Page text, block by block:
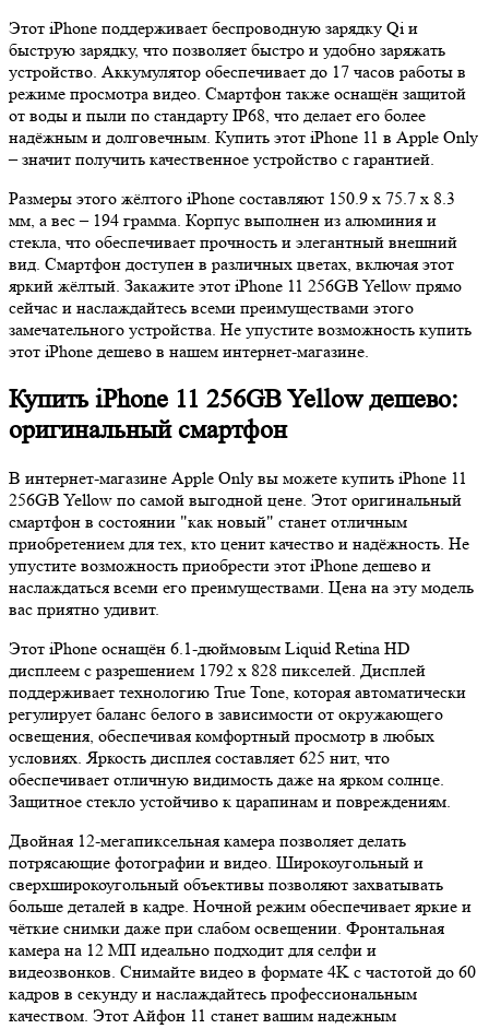
Этот iPhone поддерживает беспроводную зарядку Qi и
быструю зарядку, что позволяет быстро и удобно заряжать
устройство. Аккумулятор обеспечивает до 17 часов работы в
режиме просмотра видео. Смартфон также оснащён защитой
от воды и пыли по стандарту IP68, что делает его более
надёжным и долговечным. Купить этот iPhone 11 в Apple Only
– значит получить качественное устройство с гарантией.
Размеры этого жёлтого iPhone составляют 150.9 x 75.7 x 8.3
мм, а вес – 194 грамма. Корпус выполнен из алюминия и
стекла, что обеспечивает прочность и элегантный внешний
вид. Смартфон доступен в различных цветах, включая этот
яркий жёлтый. Закажите этот iPhone 11 256GB Yellow прямо
сейчас и наслаждайтесь всеми преимуществами этого
замечательного устройства. Не упустите возможность купить
этот iPhone дешево в нашем интернет-магазине.
Купить iPhone 11 256GB Yellow дешево:
оригинальный смартфон
В интернет-магазине Apple Only вы можете купить iPhone 11
256GB Yellow по самой выгодной цене. Этот оригинальный
смартфон в состоянии "как новый" станет отличным
приобретением для тех, кто ценит качество и надёжность. Не
упустите возможность приобрести этот iPhone дешево и
наслаждаться всеми его преимуществами. Цена на эту модель
вас приятно удивит.
Этот iPhone оснащён 6.1-дюймовым Liquid Retina HD
дисплеем с разрешением 1792 x 828 пикселей. Дисплей
поддерживает технологию True Tone, которая автоматически
регулирует баланс белого в зависимости от окружающего
освещения, обеспечивая комфортный просмотр в любых
условиях. Яркость дисплея составляет 625 нит, что
обеспечивает отличную видимость даже на ярком солнце.
Защитное стекло устойчиво к царапинам и повреждениям.
Двойная 12-мегапиксельная камера позволяет делать
потрясающие фотографии и видео. Широкоугольный и
сверхширокоугольный объективы позволяют захватывать
больше деталей в кадре. Ночной режим обеспечивает яркие и
чёткие снимки даже при слабом освещении. Фронтальная
камера на 12 МП идеально подходит для селфи и
видеозвонков. Снимайте видео в формате 4K с частотой до 60
кадров в секунду и наслаждайтесь профессиональным
качеством. Этот Айфон 11 станет вашим надежным